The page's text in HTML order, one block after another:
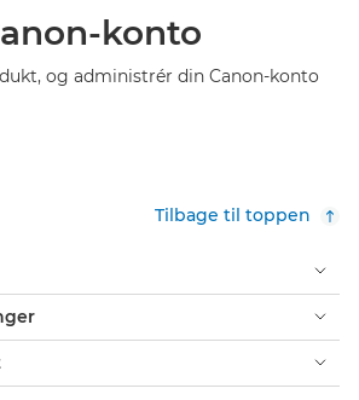
konto
og administrér din Canon-konto
Tilbage til toppen